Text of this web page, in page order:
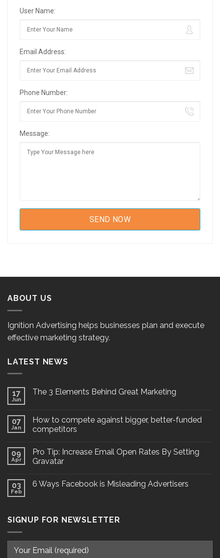
User Name:
Email Address:
Phone Number:
Message:
ABOUT US
Ignition Advertising helps businesses plan and execute
effective marketing strategy.
LATEST NEWS
17
Jun
The 3 Elements Behind Great Marketing
07
Jan
How to compete against bigger, better-funded
competitors
09
Apr
Pro Tip: Increase Email Open Rates By Setting
Gravatar
03
Feb
6 Ways Facebook is Misleading Advertisers
SIGNUP FOR NEWSLETTER